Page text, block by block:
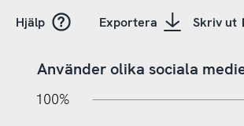
Hjälp Exportera Skriv ut
Använder olika sociala
100%